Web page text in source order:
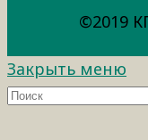
©2019
Закрыть меню